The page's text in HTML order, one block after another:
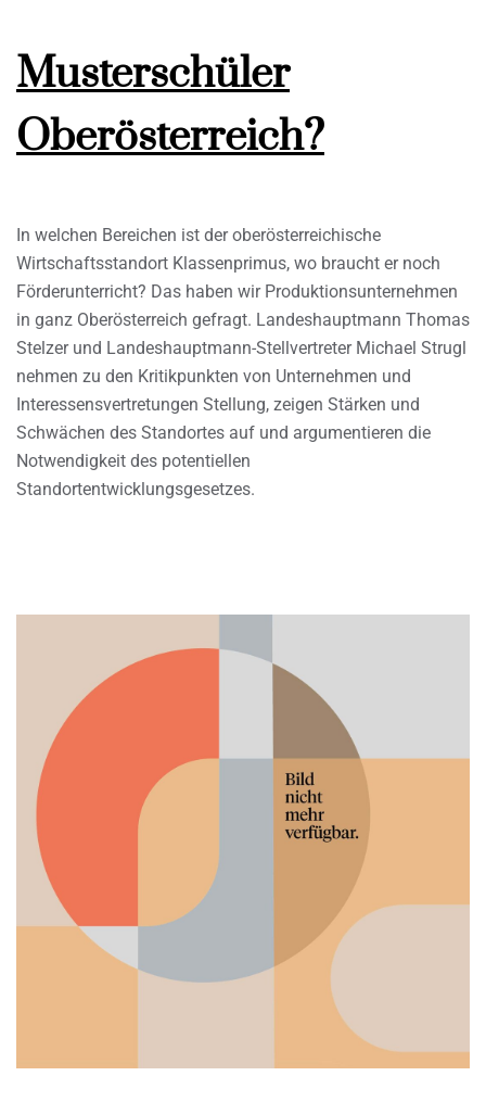
Musterschüler
Oberösterreich?
In welchen Bereichen ist der oberösterreichische
Wirtschaftsstandort Klassenprimus, wo braucht er noch
Förderunterricht? Das haben wir Produktionsunternehmen
in ganz Oberösterreich gefragt. Landeshauptmann Thomas
Stelzer und Landeshauptmann-Stellvertreter Michael Strugl
nehmen zu den Kritikpunkten von Unternehmen und
Interessensvertretungen Stellung, zeigen Stärken und
Schwächen des Standortes auf und argumentieren die
Notwendigkeit des potentiellen
Standortentwicklungsgesetzes.